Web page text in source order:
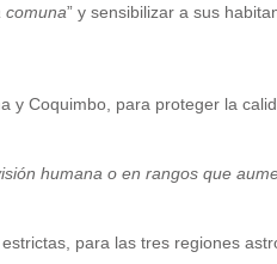
comuna” y sensibilizar a sus
y Coquimbo, para proteger la
humana o en rangos que
para las tres regiones